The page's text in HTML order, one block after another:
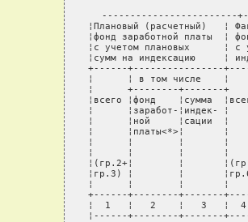
------------------------
¦Плановый (расчетный)   ¦
¦фонд заработной платы  ¦
¦с учетом плановых      ¦
¦сумм на индексацию
+------+----------------
¦      ¦ в том числе
¦      +--------+-------+
¦всего ¦фонд    ¦сумма
¦      ¦заработ-¦индек-
¦      ¦ной     ¦сации  ¦
¦      ¦платы<*>¦       ¦
¦      ¦        ¦       ¦
¦      ¦        ¦       ¦
¦(гр.2+¦        ¦
¦гр.3) ¦        ¦
¦      ¦        ¦       ¦
+------+--------+-------
¦  1   ¦   2    ¦   3   ¦
¦------+--------+-------